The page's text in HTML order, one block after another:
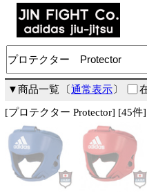
▼商品一覧 〔通常表示〕
[プロテクター Protector] [45件]